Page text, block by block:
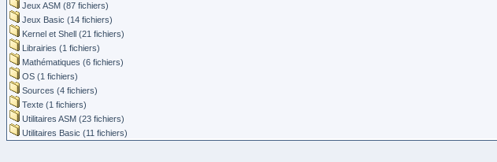
Jeux ASM (87 fichiers)
Jeux Basic (14 fichiers)
Kernel et Shell (21 fichiers)
Librairies (1 fichiers)
Mathématiques (6 fichiers)
OS (1 fichiers)
Sources (4 fichiers)
Texte (1 fichiers)
Utilitaires ASM (23 fichiers)
Utilitaires Basic (11 fichiers)